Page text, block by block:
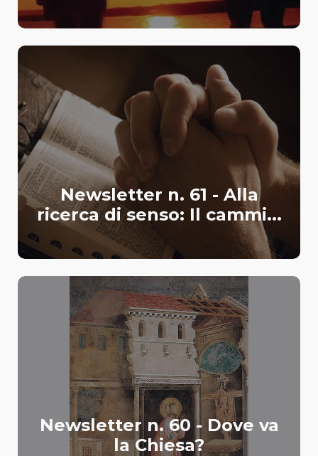
Newsletter n. 61 - Alla
ricerca di senso: Il cammi...
Newsletter n. 60 - Dove va
la Chiesa?